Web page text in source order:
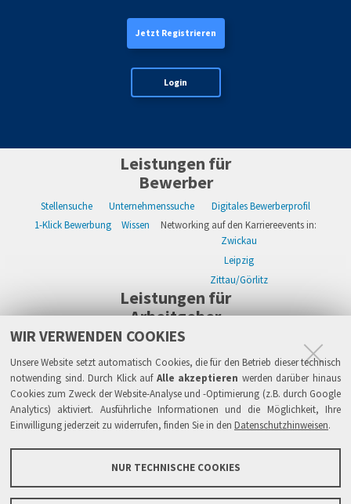
WIR VERWENDEN COOKIES
Unsere Website setzt automatisch Cookies, die für den Betrieb dieser technisch
notwending sind. Durch Klick auf Alle akzeptieren werden darüber hinaus
Cookies zum Zweck der Website-Analyse und -Optimierung (z.B. durch Google
Analytics) aktiviert. Ausführliche Informationen und die Möglichkeit, Ihre
Einwilligung jederzeit zu widerrufen, finden Sie in den Datenschutzhinweisen.
NUR TECHNISCHE COOKIES
Jetzt Registrieren
Login
Leistungen für
Bewerber
Stellensuche Unternehmenssuche
Digitales Bewerberprofil
1-Klick Bewerbung
Wissen
Networking auf den Karriereevents in:
Zwickau
Leipzig
Zittau/Görlitz
Leistungen für
Arbeitgeber
WIKWAY Online-Recruiting Kostenloses Firmenprofil
Alle Einzelleistungen
Wissen
Live-Recruiting auf Karriereevents in:
Zwickau
Leipzig
Zittau/Görlitz
Sicherheit
Links
FAQGrundsätze & SicherheitÜber WIKWAYNews & PresseBarrierefreiheit